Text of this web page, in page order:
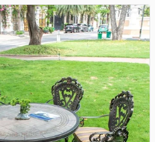
cấp bộ bàn ghế từ nhôm đúc chất
hữu ích sau.
nổi bật của
đúc
sản phẩmbàn ghế sân vườn
nhiều loại vật liệu khác nhau cho